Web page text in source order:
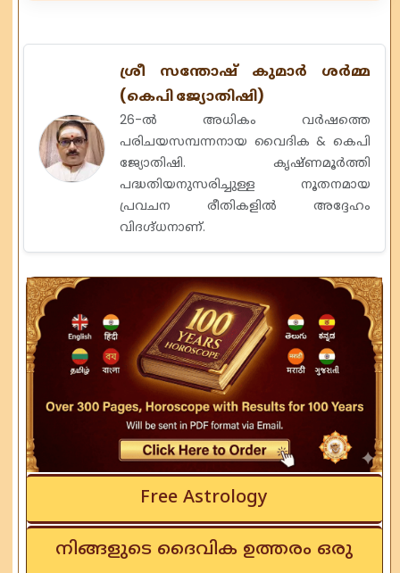
ശ്രീ സന്തോഷ് കുമാർ ശർമ്മ
(കെപി ജ്യോതിഷി)
26-ൽ അധികം വർഷത്തെ
പരിചയസമ്പന്നനായ വൈദിക & കെപി
ജ്യോതിഷി. കൃഷ്ണമൂർത്തി
പദ്ധതിയനുസരിച്ചുള്ള നൂതനമായ
പ്രവചന രീതികളിൽ അദ്ദേഹം
വിദഗ്ദ്ധനാണ്.
Free Astrology
നിങ്ങളുടെ ദൈവിക ഉത്തരം ഒരു